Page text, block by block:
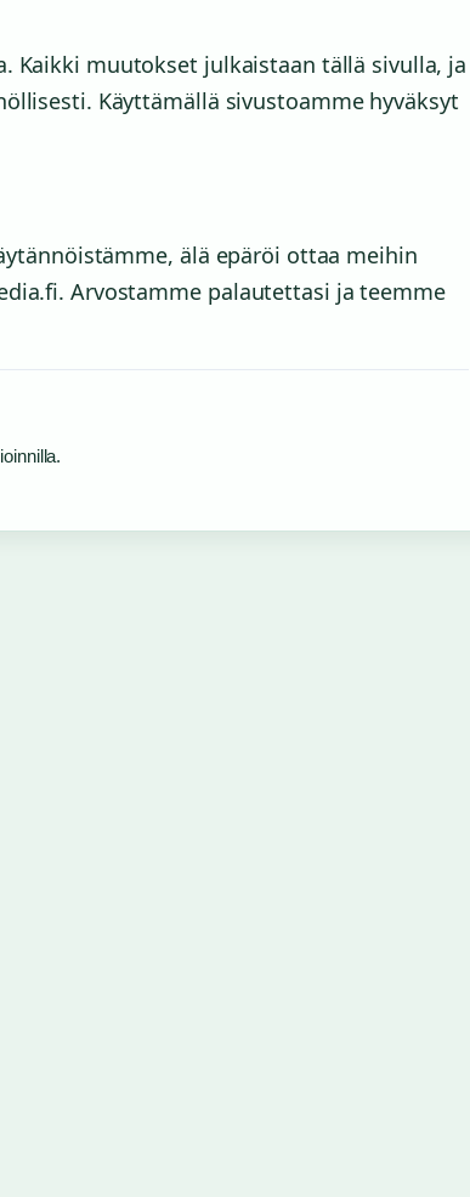
Kaikki muutokset julkaistaan tällä sivulla, ja
Käyttämällä sivustoamme hyväksyt
älä epäröi ottaa meihin
Arvostamme palautettasi ja teemme